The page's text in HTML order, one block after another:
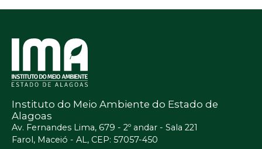
Instituto do Meio Ambiente do Estado de
Alagoas
Av. Fernandes Lima, 679 - 2º andar - Sala 221
Farol, Maceió - AL, CEP: 57057-450